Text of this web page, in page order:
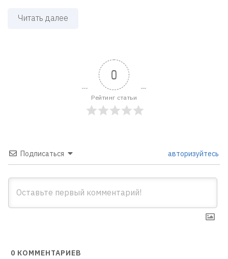
Читать далее
0
Рейтинг статьи
Подписаться авторизуйтесь
0 КОММЕНТАРИЕВ